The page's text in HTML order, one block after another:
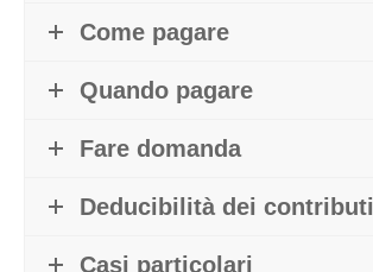
Come pagare
Quando pagare
Fare domanda
Deducibilità dei contributi
Casi particolari